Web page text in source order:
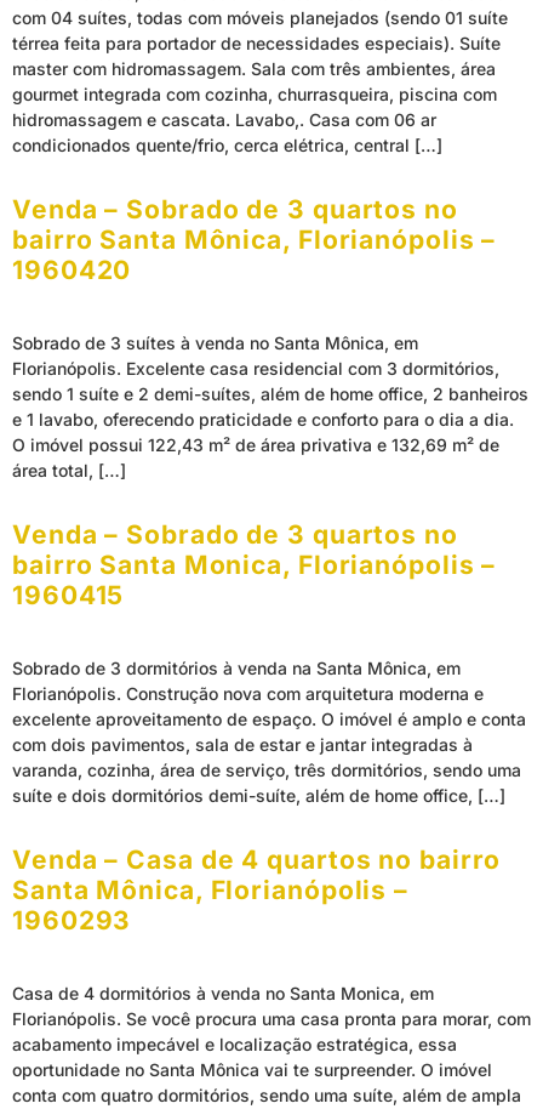
com 04 suítes, todas com móveis planejados (sendo 01 suíte
térrea feita para portador de necessidades especiais). Suíte
master com hidromassagem. Sala com três ambientes, área
gourmet integrada com cozinha, churrasqueira, piscina com
hidromassagem e cascata. Lavabo,. Casa com 06 ar
condicionados quente/frio, cerca elétrica, central […]
Venda – Sobrado de 3 quartos no
bairro Santa Mônica, Florianópolis –
1960420
Sobrado de 3 suítes à venda no Santa Mônica, em
Florianópolis. Excelente casa residencial com 3 dormitórios,
sendo 1 suíte e 2 demi-suítes, além de home office, 2 banheiros
e 1 lavabo, oferecendo praticidade e conforto para o dia a dia.
O imóvel possui 122,43 m² de área privativa e 132,69 m² de
área total, […]
Venda – Sobrado de 3 quartos no
bairro Santa Monica, Florianópolis –
1960415
Sobrado de 3 dormitórios à venda na Santa Mônica, em
Florianópolis. Construção nova com arquitetura moderna e
excelente aproveitamento de espaço. O imóvel é amplo e conta
com dois pavimentos, sala de estar e jantar integradas à
varanda, cozinha, área de serviço, três dormitórios, sendo uma
suíte e dois dormitórios demi-suíte, além de home office, […]
Venda – Casa de 4 quartos no bairro
Santa Mônica, Florianópolis –
1960293
Casa de 4 dormitórios à venda no Santa Monica, em
Florianópolis. Se você procura uma casa pronta para morar, com
acabamento impecável e localização estratégica, essa
oportunidade no Santa Mônica vai te surpreender. O imóvel
conta com quatro dormitórios, sendo uma suíte, além de ampla